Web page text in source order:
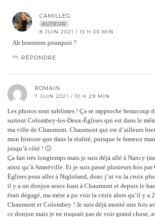
CAMILLEG
AUTEUR
8 JUIN 2021 / 13 H 03 MIN
Ah bonnnnn pourquoi ?
RÉPONDRE
ROMAIN
7 JUIN 2021 / 10 H 29 MIN
Les photos sont sublimes ! Ça se rapproche beaucoup
surtout Colombey-les-Deux-Églises qui est dans le
ma ville de Chaumont. Chaumont qui est d’ailleurs
mon histoire que dans la réalité, puisque le fameux
jusqu’à côté ! 🙂
Ça fait très longtemps mais je suis déjà allé à Nancy
ainsi qu’à Amnéville. Et je suis passé plusieurs fois
Églises pour aller à Nigloland, donc j’ai vu la croix
il y a un donjon assez haut à Chaumont et depuis le
était dégagé, ma mère a pu voir la croix alors qu’il y a
Chaumont et Colombey ! Je suis déjà monté une fois
ce donjon mais je ne risquait pas de voir grand chose,